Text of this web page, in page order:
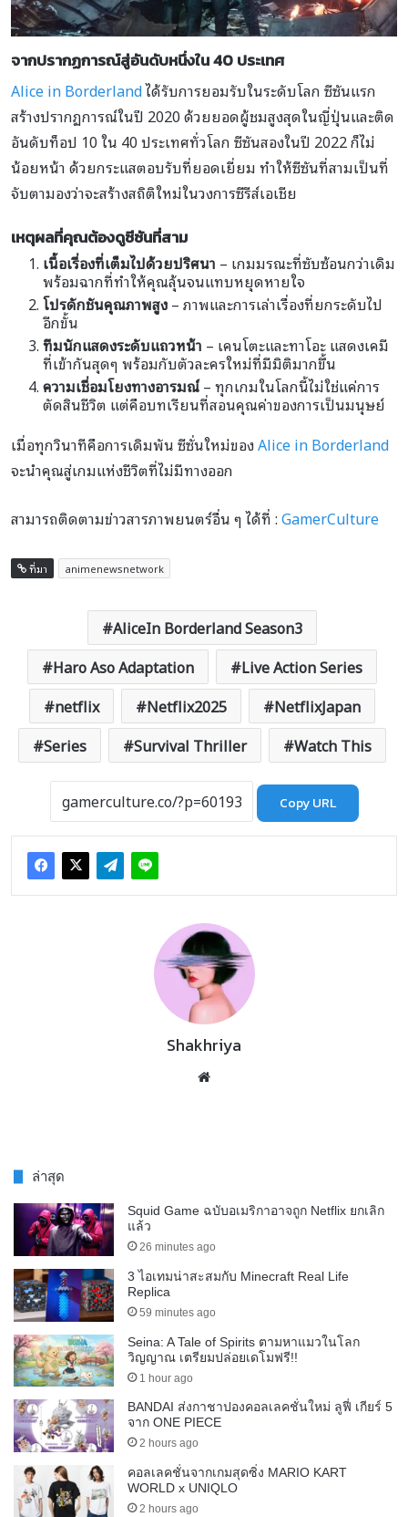
จากปรากฏการณ์สู่อันดับหนึ่งใน 40 ประเทศ
Alice in Borderlandได้รับการยอมรับในระดับโลก ซีซันแรก
สร้างปรากฏการณ์ในปี 2020 ด้วยยอดผู้ชมสูงสุดในญี่ปุ่นและติด
อันดับท็อป 10 ใน 40 ประเทศทั่วโลก ซีซันสองในปี 2022 ก็ไม่
น้อยหน้า ด้วยกระแสตอบรับที่ยอดเยี่ยม ทำให้ซีซันที่สามเป็นที่
จับตามองว่าจะสร้างสถิติใหม่ในวงการซีรีส์เอเชีย
เหตุผลที่คุณต้องดูซีซันที่สาม
เนื้อเรื่องที่เต็มไปด้วยปริศนา – เกมมรณะที่ซับซ้อนกว่าเดิม
พร้อมฉากที่ทำให้คุณลุ้นจนแทบหยุดหายใจ
โปรดักชันคุณภาพสูง– ภาพและการเล่าเรื่องที่ยกระดับไป
อีกขั้น
ทีมนักแสดงระดับแถวหน้า – เคนโตะและทาโอะ แสดงเคมี
ที่เข้ากันสุดๆ พร้อมกับตัวละครใหม่ที่มีมิติมากขึ้น
ความเชื่อมโยงทางอารมณ์– ทุกเกมในโลกนี้ไม่ใช่แค่การ
ตัดสินชีวิต แต่คือบทเรียนที่สอนคุณค่าของการเป็นมนุษย์
เมื่อทุกวินาทีคือการเดิมพัน ซีซั่นใหม่ของAlice in Borderland
จะนำคุณสู่เกมแห่งชีวิตที่ไม่มีทางออก
สามารถติดตามข่าวสารภาพยนตร์อื่น ๆ ได้ที่ :GamerCulture
ที่มา animenewsnetwork
AliceIn Borderland Season3
Haro Aso Adaptation
Live Action Series
netflix
Netflix2025
NetflixJapan
Series
Survival Thriller Watch This
Copy URL
Shakhriya
ล่าสุด
Squid Game ฉบับอเมริกาอาจถูก Netflix ยกเลิก
แล้ว
26 minutes ago
3 ไอเทมน่าสะสมกับ Minecraft Real Life
Replica
59 minutes ago
Seina: A Tale of Spirits ตามหาแมวในโลก
วิญญาณ เตรียมปล่อยเดโมฟรี!!
1 hour ago
BANDAI ส่งกาชาปองคอลเลคชั่นใหม่ ลูฟี่ เกียร์ 5
จาก ONE PIECE
2 hours ago
คอลเลคชั่นจากเกมสุดซิ่ง MARIO KART
WORLD x UNIQLO
2 hours ago